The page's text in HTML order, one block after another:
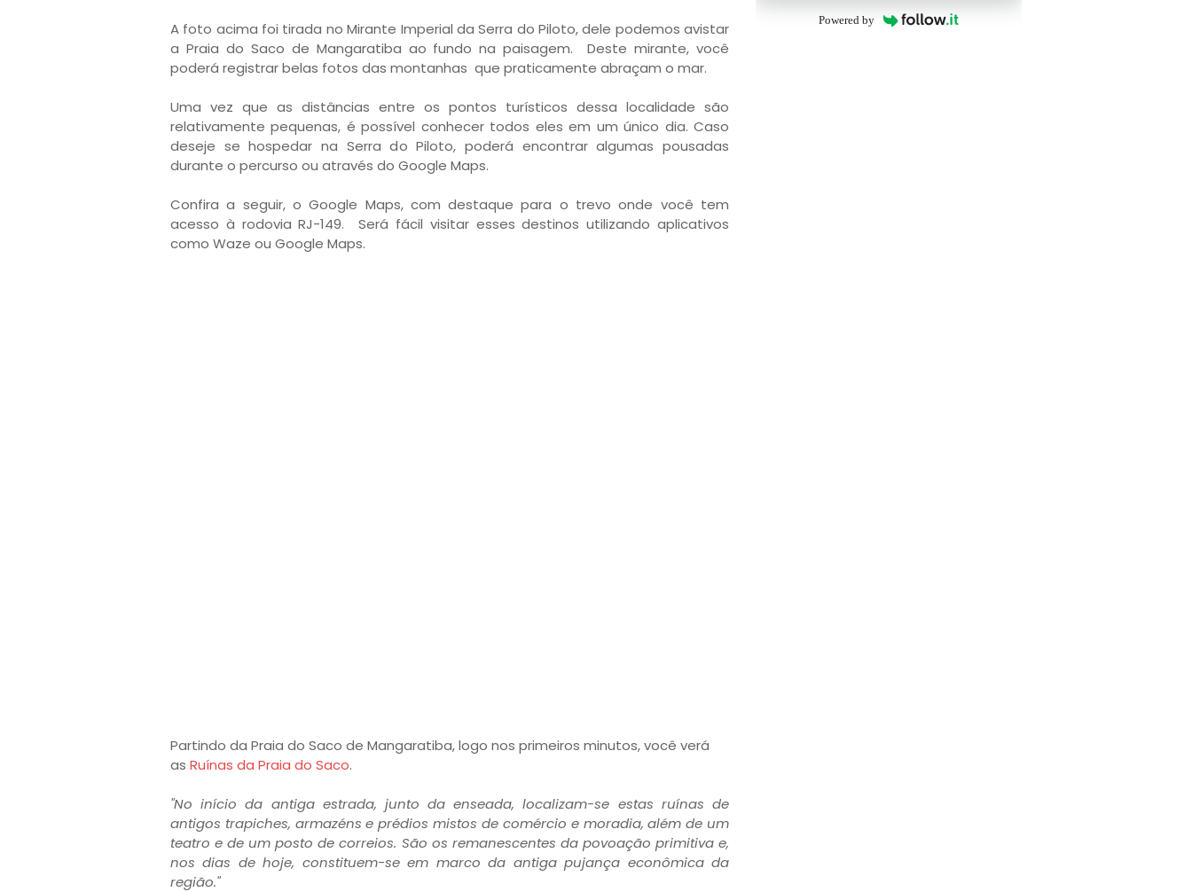
A foto acima foi tirada no Mirante Imperial da Serra do Piloto, dele podemos avistar
a Praia do Saco de Mangaratiba ao fundo na paisagem. Deste mirante, você
poderá registrar belas fotos das montanhas que praticamente abraçam o mar.
Uma vez que as distâncias entre os pontos turísticos dessa localidade são
relativamente pequenas, é possível conhecer todos eles em um único dia. Caso
deseje se hospedar na Serra do Piloto, poderá encontrar algumas pousadas
durante o percurso ou através do Google Maps.
Confira a seguir, o Google Maps, com destaque para o trevo onde você tem
acesso à rodovia RJ-149. Será fácil visitar esses destinos utilizando aplicativos
como Waze ou Google Maps.
Partindo da Praia do Saco de Mangaratiba, logo nos primeiros minutos, você verá
as Ruínas da Praia do Saco.
"No início da antiga estrada, junto da enseada, localizam-se estas ruínas de
antigos trapiches, armazéns e prédios mistos de comércio e moradia, além de um
teatro e de um posto de correios. São os remanescentes da povoação primitiva e,
nos dias de hoje, constituem-se em marco da antiga pujança econômica da
região."
Powered by